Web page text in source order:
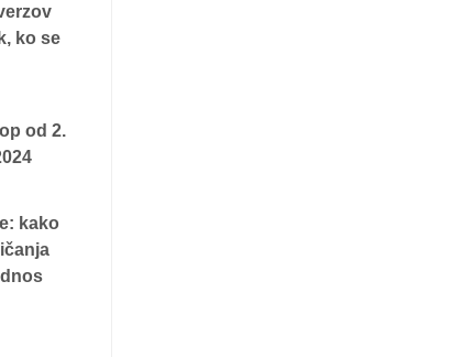
ko se
od 2.
kako